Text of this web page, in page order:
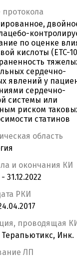
протокола
по оценке
кислоты (ETC-
сердечно-
явлений у
сердечно-
системы или
риском
статинов
область
и окончания КИ
31.12.2022
РКИ
проводящая КИ
Инк.
ЛП